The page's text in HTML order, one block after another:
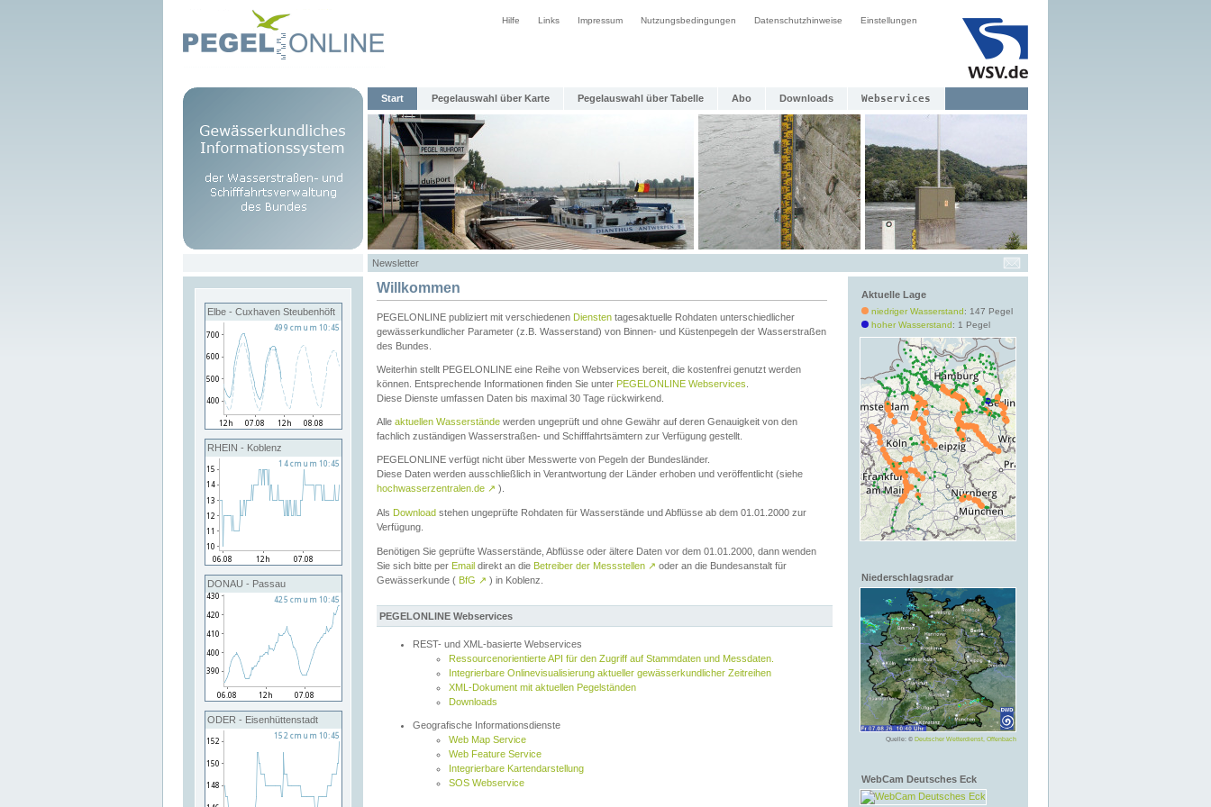
Hilfe Links Impressum Nutzungsbedingungen Datenschutzhinweise Einstellungen
Start Pegelauswahl über Karte Pegelauswahl über Tabelle Abo Downloads Webservices
Newsletter
Elbe - Cuxhaven Steubenhöft
RHEIN - Koblenz
DONAU - Passau
ODER - Eisenhüttenstadt
Aktuelle Lage
niedriger Wasserstand: 147 Pegel
hoher Wasserstand: 1 Pegel
Niederschlagsradar
Quelle: © Deutscher Wetterdienst, Offenbach
WebCam Deutsches Eck
Willkommen
PEGELONLINE publiziert mit verschiedenen Diensten tagesaktuelle Rohdaten unterschiedlicher
gewässerkundlicher Parameter (z.B. Wasserstand) von Binnen- und Küstenpegeln der Wasserstraßen
des Bundes.
Weiterhin stellt PEGELONLINE eine Reihe von Webservices bereit, die kostenfrei genutzt werden
können. Entsprechende Informationen finden Sie unter PEGELONLINE Webservices
Diese Dienste umfassen Daten bis maximal 30 Tage rückwirkend.
Alle aktuellen Wasserstände werden ungeprüft und ohne Gewähr auf deren Genauigkeit von den
fachlich zuständigen Wasserstraßen- und Schifffahrtsämtern zur Verfügung gestellt.
PEGELONLINE verfügt nicht über Messwerte von Pegeln der Bundesländer.
Diese Daten werden ausschließlich in Verantwortung der Länder erhoben und veröffentlicht (siehe
hochwasserzentralen.de ↗ ).
Als Download stehen ungeprüfte Rohdaten für Wasserstände und Abflüsse ab dem 01.01.2000 zur
Verfügung.
Benötigen Sie geprüfte Wasserstände, Abflüsse oder ältere Daten vor dem 01.01.2000, dann wenden
Sie sich bitte per Email direkt an die Betreiber der Messstellen ↗ oder an die Bundesanstalt für
Gewässerkunde ( BfG ↗ ) in Koblenz.
PEGELONLINE Webservices
REST- und XML-basierte Webservices
Ressourcenorientierte API für den Zugriff auf Stammdaten und Messdaten.
Integrierbare Onlinevisualisierung aktueller gewässerkundlicher Zeitreihen
XML-Dokument mit aktuellen Pegelständen
Downloads
Geografische Informationsdienste
Web Map Service
Web Feature Service
Integrierbare Kartendarstellung
SOS Webservice